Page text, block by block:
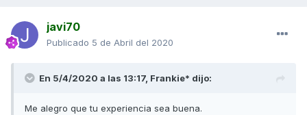
javi70
Publicado 5 de Abril del 2020
En 5/4/2020 a las 13:17, Frankie* dijo:
Me alegro que tu experiencia sea buena.